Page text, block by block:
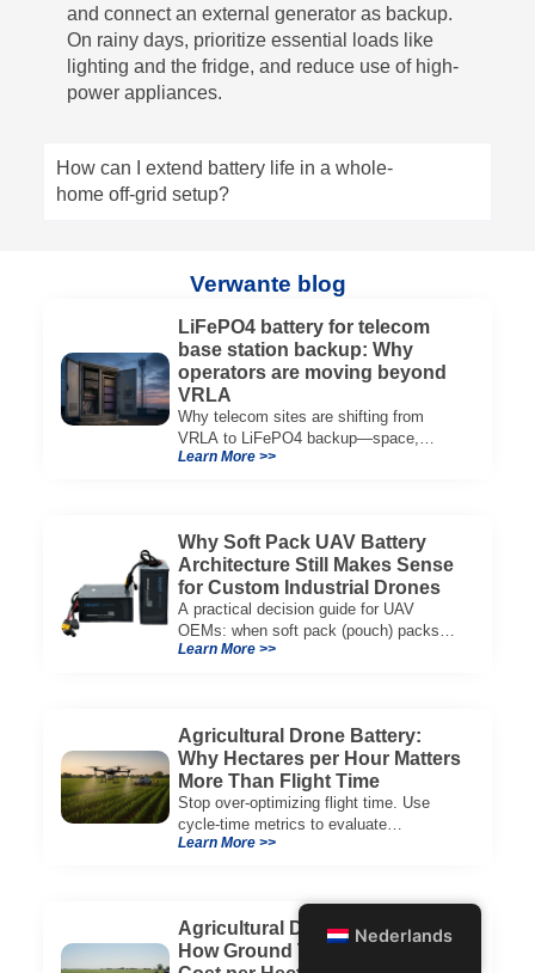
and connect an external generator as backup.
On rainy days, prioritize essential loads like
lighting and the fridge, and reduce use of high-
power appliances.
How can I extend battery life in a whole-
home off-grid setup?
Verwante blog
LiFePO4 battery for telecom
base station backup: Why
operators are moving beyond
VRLA
Why telecom sites are shifting from
VRLA to LiFePO4 backup—space,
thermal limits, lifetime trade-offs, and
Learn More >>
Why Soft Pack UAV Battery
Architecture Still Makes Sense
for Custom Industrial Drones
A practical decision guide for UAV
OEMs: when soft pack (pouch) packs
improve CG, packaging, and integration
Learn More >>
Agricultural Drone Battery:
Why Hectares per Hour Matters
More Than Flight Time
Stop over-optimizing flight time. Use
cycle-time metrics to evaluate
agricultural drone batteries and increase
Learn More >>
Agricultural Drone Battery ROI:
How Ground Time Impacts
Nederlands